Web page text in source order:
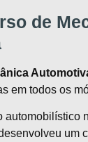
de
em todos os
automobilístico
um